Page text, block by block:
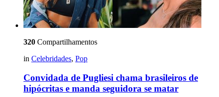
320 Compartilhamentos
in Celebridades, Pop
Convidada de Pugliesi chama brasileiros de
hipócritas e manda seguidora se matar